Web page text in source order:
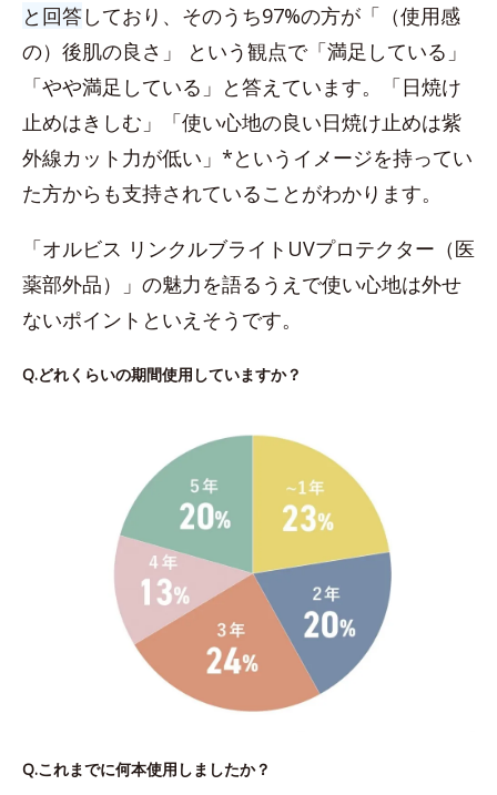
と回答しており、そのうち97%の方が「（使用感
の）後肌の良さ」 という観点で「満足している」
「やや満足している」と答えています。「日焼け
止めはきしむ」「使い心地の良い日焼け止めは紫
外線カット力が低い」*というイメージを持ってい
た方からも支持されていることがわかります。
「オルビス リンクルブライトUVプロテクター（医
薬部外品）」の魅力を語るうえで使い心地は外せ
ないポイントといえそうです。
Q.どれくらいの期間使用していますか？
Q.これまでに何本使用しましたか？